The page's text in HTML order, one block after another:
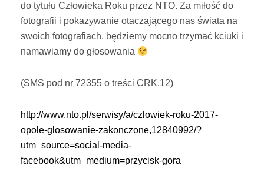
do tytułu Człowieka Roku przez NTO. Za miłość do
fotografii i pokazywanie otaczającego nas świata na
swoich fotografiach, będziemy mocno trzymać kciuki i
namawiamy do głosowania
(SMS pod nr 72355 o treści CRK.12)
http://www.nto.pl/serwisy/a/czlowiek-roku-2017-
opole-glosowanie-zakonczone,12840992/?
utm_source=social-media-
facebook&utm_medium=przycisk-gora